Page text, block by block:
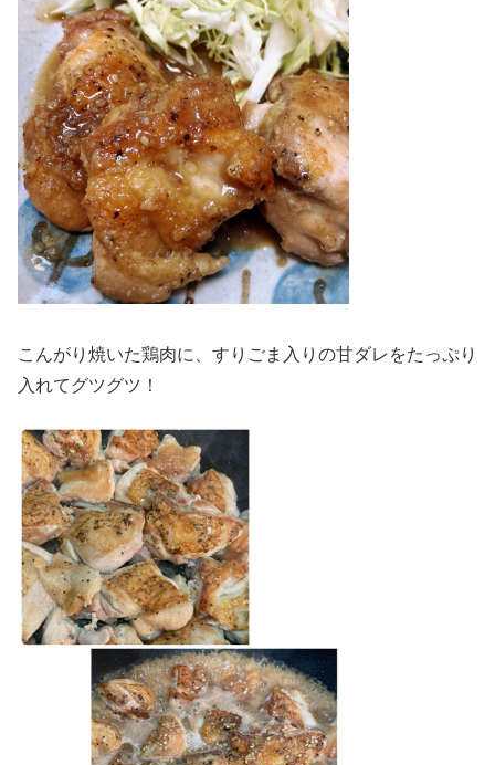
こんがり焼いた鶏肉に、すりごま入りの甘ダレをたっぷり
入れてグツグツ！